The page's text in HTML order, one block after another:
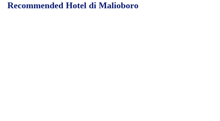
Recommended Hotel di Malioboro